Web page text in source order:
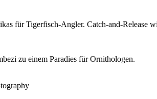
für Tigerfisch-Angler. Catch-and-Release
zu einem Paradies für Ornithologen.